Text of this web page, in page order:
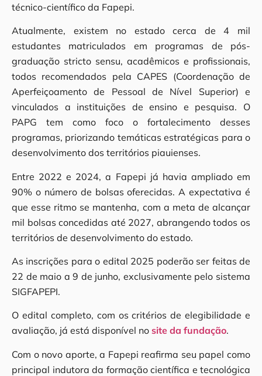
técnico-científico da Fapepi.
Atualmente, existem no estado cerca de 4 mil
estudantes matriculados em programas de pós-
graduação stricto sensu, acadêmicos e profissionais,
todos recomendados pela CAPES (Coordenação de
Aperfeiçoamento de Pessoal de Nível Superior) e
vinculados a instituições de ensino e pesquisa. O
PAPG tem como foco o fortalecimento desses
programas, priorizando temáticas estratégicas para o
desenvolvimento dos territórios piauienses.
Entre 2022 e 2024, a Fapepi já havia ampliado em
90% o número de bolsas oferecidas. A expectativa é
que esse ritmo se mantenha, com a meta de alcançar
mil bolsas concedidas até 2027, abrangendo todos os
territórios de desenvolvimento do estado.
As inscrições para o edital 2025 poderão ser feitas de
22 de maio a 9 de junho, exclusivamente pelo sistema
SIGFAPEPI.
O edital completo, com os critérios de elegibilidade e
avaliação, já está disponível no site da fundação.
Com o novo aporte, a Fapepi reafirma seu papel como
principal indutora da formação científica e tecnológica